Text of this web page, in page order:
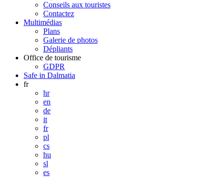
Conseils aux touristes
Contactez
Multimédias
Plans
Galerie de photos
Dépliants
Office de tourisme
GDPR
Safe in Dalmatia
fr
hr
en
de
it
fr
pl
cs
hu
sl
es